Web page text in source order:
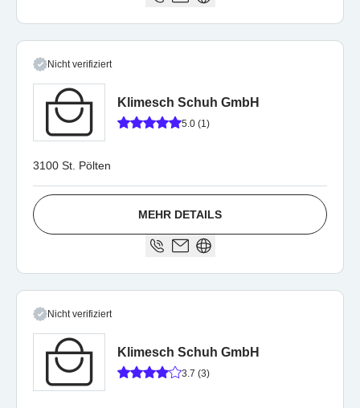
Nicht verifiziert
Klimesch Schuh GmbH
5.0 (1)
3100 St. Pölten
MEHR DETAILS
Nicht verifiziert
Klimesch Schuh GmbH
3.7 (3)